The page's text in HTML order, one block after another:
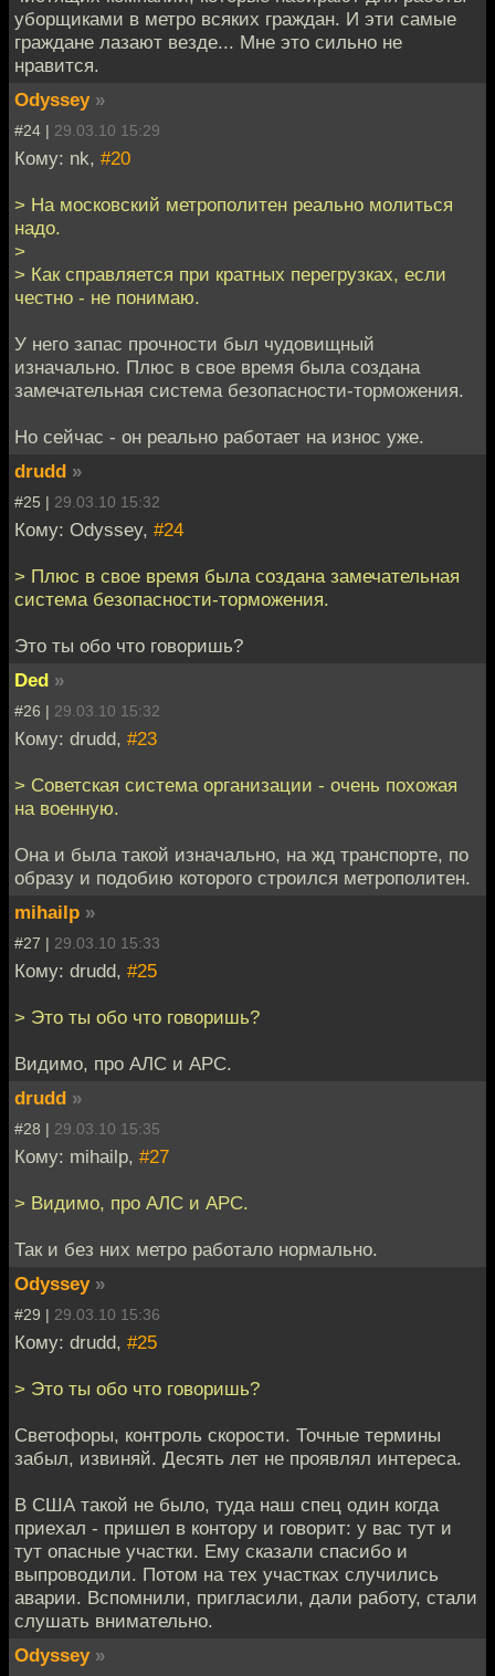
уборщиками в метро всяких граждан. И эти самые
граждане лазают везде... Мне это сильно не
нравится.
Odyssey »
#24 | 29.03.10 15:29
Кому: nk, #20
> На московский метрополитен реально молиться
надо.
>
> Как справляется при кратных перегрузках, если
честно - не понимаю.
У него запас прочности был чудовищный
изначально. Плюс в свое время была создана
замечательная система безопасности-торможения.
Но сейчас - он реально работает на износ уже.
drudd »
#25 | 29.03.10 15:32
Кому: Odyssey, #24
> Плюс в свое время была создана замечательная
система безопасности-торможения.
Это ты обо что говоришь?
Ded »
#26 | 29.03.10 15:32
Кому: drudd, #23
> Советская система организации - очень похожая
на военную.
Она и была такой изначально, на жд транспорте, по
образу и подобию которого строился метрополитен.
mihailp »
#27 | 29.03.10 15:33
Кому: drudd, #25
> Это ты обо что говоришь?
Видимо, про АЛС и АРС.
drudd »
#28 | 29.03.10 15:35
Кому: mihailp, #27
> Видимо, про АЛС и АРС.
Так и без них метро работало нормально.
Odyssey »
#29 | 29.03.10 15:36
Кому: drudd, #25
> Это ты обо что говоришь?
Светофоры, контроль скорости. Точные термины
забыл, извиняй. Десять лет не проявлял интереса.
В США такой не было, туда наш спец один когда
приехал - пришел в контору и говорит: у вас тут и
тут опасные участки. Ему сказали спасибо и
выпроводили. Потом на тех участках случились
аварии. Вспомнили, пригласили, дали работу, стали
слушать внимательно.
Odyssey »